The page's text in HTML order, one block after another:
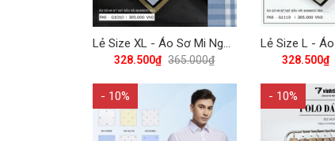
328.500₫ 365.000₫ 328.500₫
- 10% - 10%